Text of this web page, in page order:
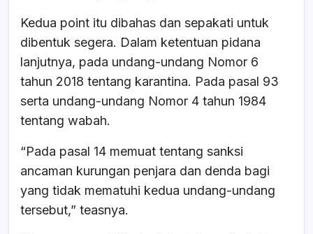
Kedua point itu dibahas dan sepakati untuk
dibentuk segera. Dalam ketentuan pidana
lanjutnya, pada undang-undang Nomor 6
tahun 2018 tentang karantina. Pada pasal 93
serta undang-undang Nomor 4 tahun 1984
tentang wabah.
“Pada pasal 14 memuat tentang sanksi
ancaman kurungan penjara dan denda bagi
yang tidak mematuhi kedua undang-undang
tersebut,” teasnya.